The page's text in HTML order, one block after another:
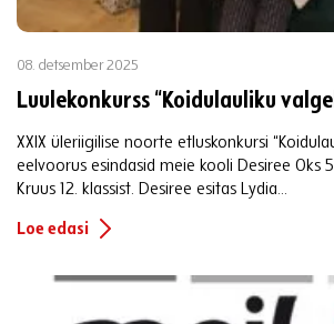
08. detsember 2025
Luulekonkurss “Koidulauliku
XXIX üleriigilise noorte etluskonkursi
eelvoorus esindasid meie kooli Desiree Oks
Kruus 12. klassist. Desiree esitas Lydia...
Loe edasi